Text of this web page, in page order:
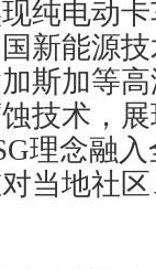
纯电动
新能源
斯加等
技术，
理念融
当地社